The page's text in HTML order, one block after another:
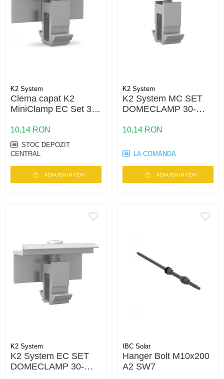
K2 System
Clema capat K2
MiniClamp EC Set 30-
50mm, MiniRail
10,14 RON
STOC DEPOZIT
CENTRAL
ADAUGA IN COS
K2 System
K2 System MC SET
DOMECLAMP 30-
UNIVERSAL
10,14 RON
LA COMANDA
ADAUGA IN COS
K2 System
K2 System EC SET
DOMECLAMP 30-
IBC Solar
Hanger Bolt M10x200
A2 SW7